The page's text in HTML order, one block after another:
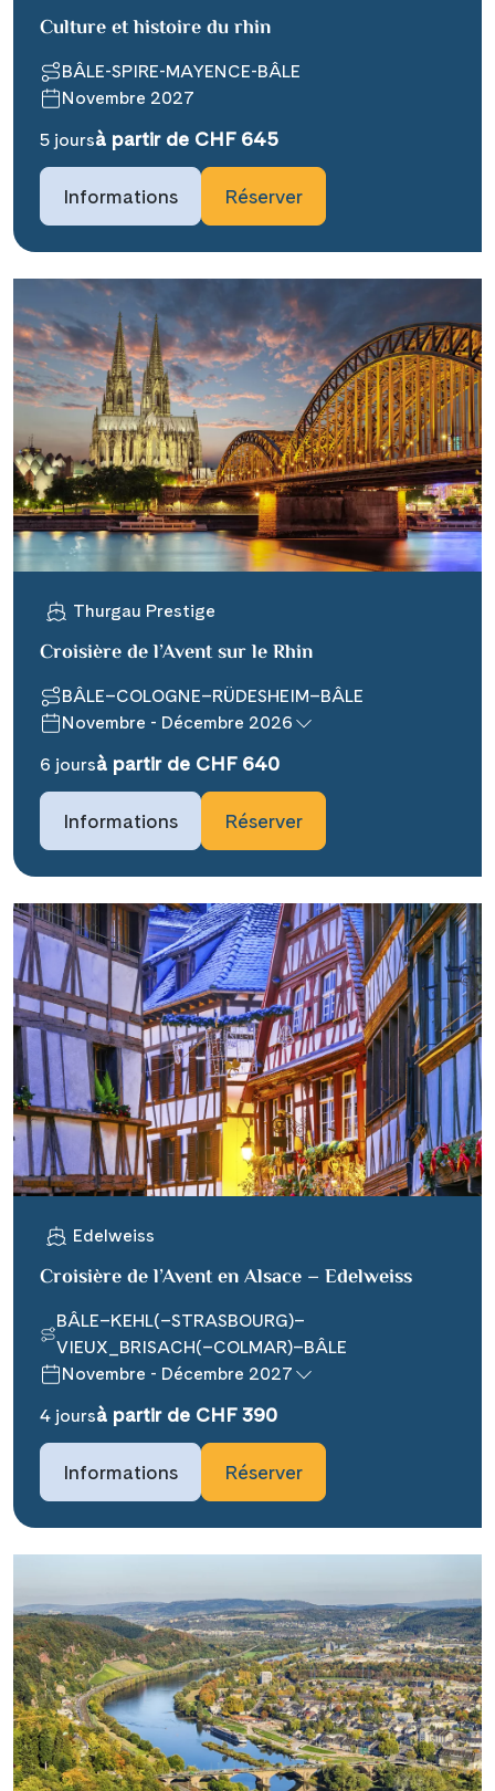
Teile diese Reise
Facebook
Messenger
WhatsApp
Telegram
per E-Mail senden
Link kopieren
### beschreibung_headline_default
does not exist in object type Ausflug
###
Culture et histoire du rhin
BÂLE-SPIRE-MAYENCE-BÂLE
Novembre 2027
5 joursà partir de CHF 645
Informations Réserver
Thurgau Prestige
Croisière de l’Avent sur le Rhin
BÂLE–COLOGNE–RÜDESHEIM–BÂLE
Novembre - Décembre 2026
6 joursà partir de CHF 640
Informations Réserver
Edelweiss
Croisière de l’Avent en Alsace – Edelweiss
BÂLE–KEHL(–STRASBOURG)–
VIEUX_BRISACH(–COLMAR)–BÂLE
Novembre - Décembre 2027
4 joursà partir de CHF 390
Informations Réserver